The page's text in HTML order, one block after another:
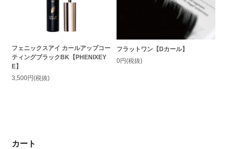
フェニックスアイ カールアップコー
ティングブラックBK【PHENIXEY
E】
3,500円(税抜)
フラットワン【Dカール】
0円(税抜)
カート